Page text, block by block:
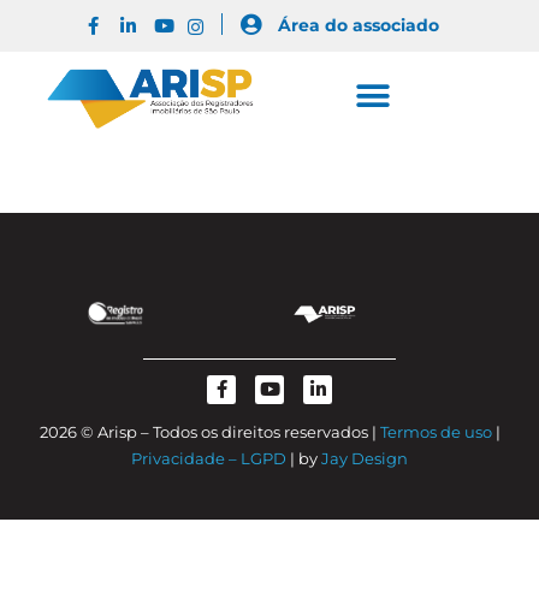
Área do associado
2026 © Arisp – Todos os direitos reservados | Termos de uso|
Privacidade – LGPD | byJay Design